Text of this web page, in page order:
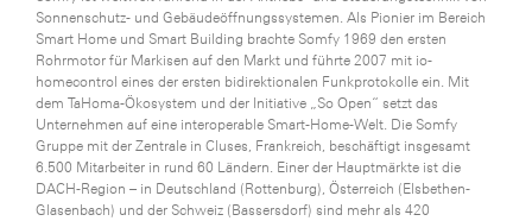
Sonnenschutz- und Gebäudeöffnungssystemen. Als Pionier im Bereich
Smart Home und Smart Building brachte Somfy 1969 den ersten
Rohrmotor für Markisen auf den Markt und führte 2007 mit io-
homecontrol eines der ersten bidirektionalen Funkprotokolle ein. Mit
dem TaHoma-Ökosystem und der Initiative „So Open“ setzt das
Unternehmen auf eine interoperable Smart-Home-Welt. Die Somfy
Gruppe mit der Zentrale in Cluses, Frankreich, beschäftigt insgesamt
6.500 Mitarbeiter in rund 60 Ländern. Einer der Hauptmärkte ist die
DACH-Region – in Deutschland (Rottenburg), Österreich (Elsbethen-
Glasenbach) und der Schweiz (Bassersdorf) sind mehr als 420